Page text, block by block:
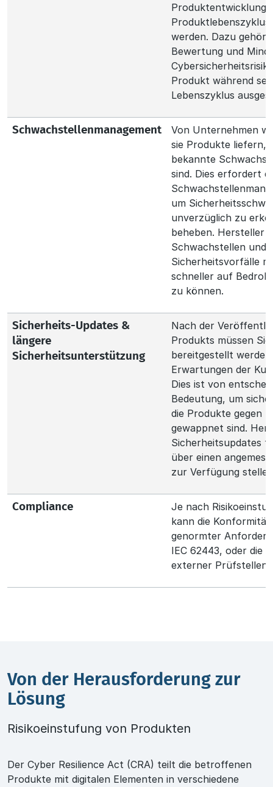
werden. Dazu gehört
Bewertung und
Produkt während
Lebenszyklus
Schwachstellenmanagement
Von Unternehmen
sie Produkte liefern,
bekannte
sind. Dies erfordert
um
unverzüglich zu
beheben. Hersteller
Schwachstellen und
Sicherheitsvorfälle
schneller auf
zu können.
Sicherheits-Updates &
längere
Sicherheitsunterstützung
Nach der
Produkts müssen
bereitgestellt
Erwartungen der
Dies ist von
Bedeutung, um
die Produkte gegen
gewappnet sind.
Sicherheitsupdates
über einen
zur Verfügung
Compliance
Je nach
kann die
genormter
IEC 62443, oder die
externer Prüfstellen
Von der Herausforderung zur
Lösung
Risikoeinstufung von Produkten
Der Cyber Resilience Act (CRA) teilt die betroffenen
Produkte mit digitalen Elementen in verschiedene